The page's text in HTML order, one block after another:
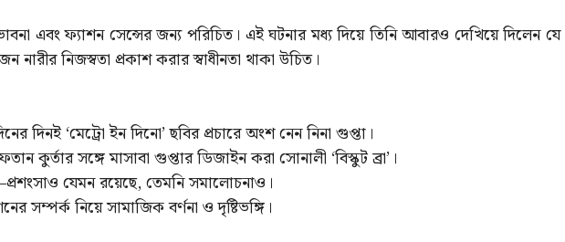
এবং ফ্যাশন সেন্সের জন্য পরিচিত। এই ঘটনার মধ্য দিয়ে তিনি আবারও দেখিয়ে দিলেন যে
নিজস্বতা প্রকাশ করার স্বাধীনতা থাকা উচিত।
দিনই ‘মেট্রো ইন দিনো’ ছবির প্রচারে অংশ নেন নিনা গুপ্তা।
কুর্তার সঙ্গে মাসাবা গুপ্তার ডিজাইন করা সোনালী ‘বিস্কুট ব্রা’।
যেমন রয়েছে, তেমনি সমালোচনাও।
সম্পর্ক নিয়ে সামাজিক বর্ণনা ও দৃষ্টিভঙ্গি।